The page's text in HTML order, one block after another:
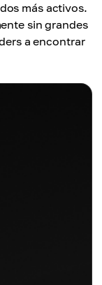
más activos.
sin grandes
a encontrar